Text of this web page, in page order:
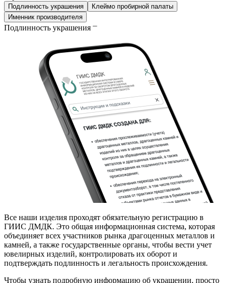
Подлинность украшения
Клеймо пробирной палаты
Именник производителя
Подлинность украшения
Все наши изделия проходят обязательную регистрацию в
ГИИС ДМДК. Это общая информационная система, которая
объединяет всех участников рынка драгоценных металлов и
камней, а также государственные органы, чтобы вести учет
ювелирных изделий, контролировать их оборот и
подтверждать подлинность и легальность происхождения.
Чтобы узнать подробную информацию об украшении, просто